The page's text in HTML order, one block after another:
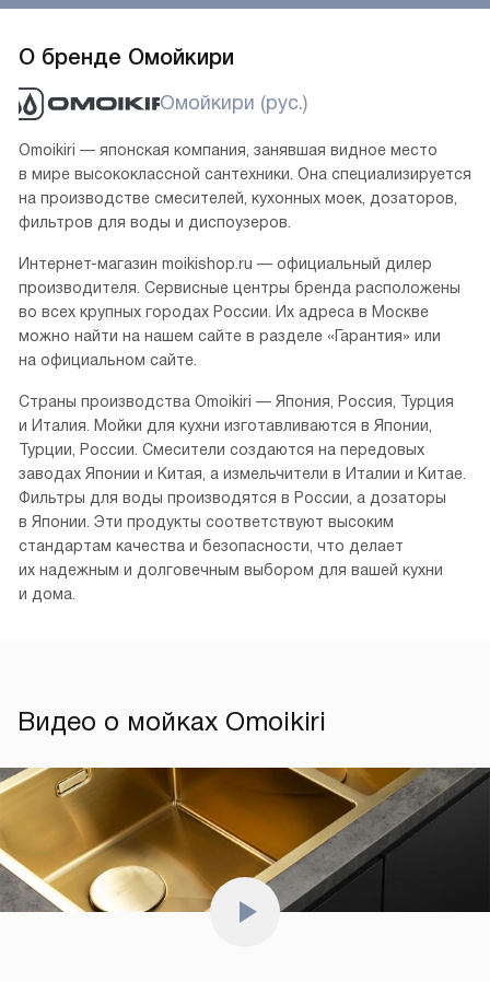
О бренде Омойкири
Омойкири (рус.)
Omoikiri — японская компания, занявшая видное место
в мире высококлассной сантехники. Она специализируется
на производстве смесителей, кухонных моек, дозаторов,
фильтров для воды и диспоузеров.
Интернет-магазин moikishop.ru — официальный дилер
производителя. Сервисные центры бренда расположены
во всех крупных городах России. Их адреса в Москве
можно найти на нашем сайте в разделе «Гарантия» или
на официальном сайте.
Страны производства Omoikiri — Япония, Россия, Турция
и Италия. Мойки для кухни изготавливаются в Японии,
Турции, России. Смесители создаются на передовых
заводах Японии и Китая, а измельчители в Италии и Китае.
Фильтры для воды производятся в России, а дозаторы
в Японии. Эти продукты соответствуют высоким
стандартам качества и безопасности, что делает
их надежным и долговечным выбором для вашей кухни
и дома.
Видео о мойках Omoikiri